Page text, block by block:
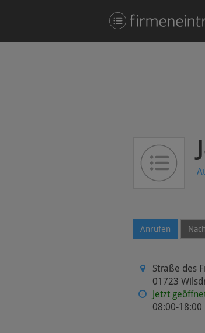
Anrufen
Straße des
01723
Jetzt
08:00-18:00